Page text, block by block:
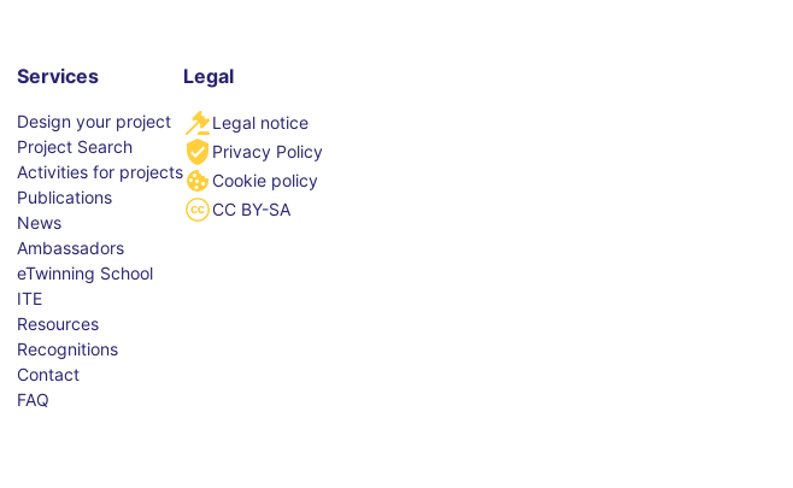
Services
Design your project
Project Search
Activities for projects
Publications
News
Ambassadors
eTwinning School
ITE
Resources
Recognitions
Contact
FAQ
Legal
Legal notice
Privacy Policy
Cookie policy
CC BY-SA